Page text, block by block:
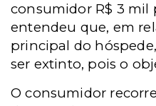
consumidor R$ 3 mil
entendeu que, em
principal do
ser extinto, pois o
O consumidor